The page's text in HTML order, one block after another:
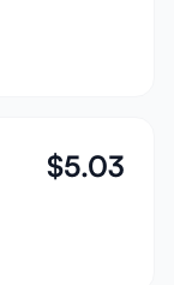
$5.03